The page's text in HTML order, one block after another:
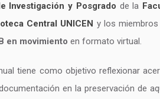
Investigación y Posgrado de la
Central UNICEN y los
en movimiento en formato virtual.
tiene como objetivo reflexionar
en la preservación de